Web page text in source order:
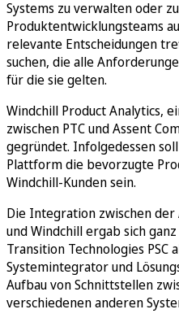
Systems zu verwalten oder
Produktentwicklungsteams
relevante Entscheidungen
suchen, die alle
für die sie gelten.
Windchill Product Analytics,
zwischen PTC und Assent
gegründet. Infolgedessen
Plattform die bevorzugte
Windchill-Kunden sein.
Die Integration zwischen
und Windchill ergab sich
Transition Technologies PSC
Systemintegrator und
Aufbau von Schnittstellen
verschiedenen anderen